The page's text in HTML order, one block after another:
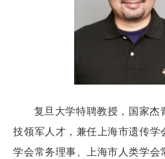
复旦大学特聘教授，国家杰
技领军人才，兼任上海市遗传学
学会常务理事、上海市人类学会